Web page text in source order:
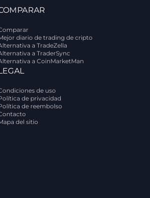
diario de trading de cripto
a TradeZella
a TraderSync
a CoinMarketMan
de uso
de privacidad
de reembolso
del sitio